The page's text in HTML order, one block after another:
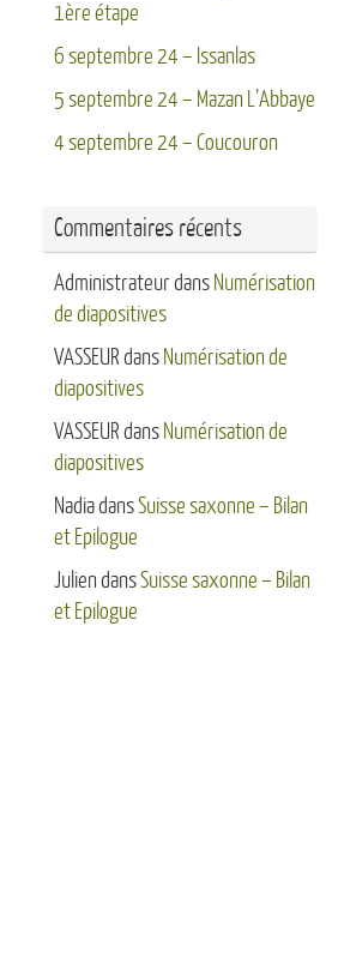
1ère étape
6 septembre 24 – Issanlas
5 septembre 24 – Mazan L’Abbaye
4 septembre 24 – Coucouron
Commentaires récents
Administrateurdans Numérisation
de diapositives
VASSEUR dans Numérisation de
diapositives
VASSEUR dans Numérisation de
diapositives
NadiadansSuisse saxonne – Bilan
et Epilogue
Julien dansSuisse saxonne – Bilan
et Epilogue